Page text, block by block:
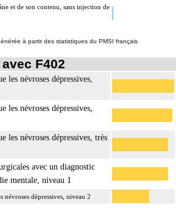
et de son contenu, sans injection de
à partir des statistiques du PMSI français
F402
les névroses dépressives,
les névroses dépressives,
les névroses dépressives, très
avec un diagnostic
mentale, niveau 1
névroses dépressives, niveau 2